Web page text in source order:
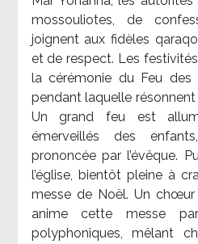
mossouliotes, de
joignent aux fidèles
et de respect. Les
la cérémonie du Feu des
pendant laquelle résonnent
Un grand feu est
émerveillés des
prononcée par l’évêque.
l’église, bientôt pleine à
messe de Noël. Un chœur
anime cette messe
polyphoniques, mêlant